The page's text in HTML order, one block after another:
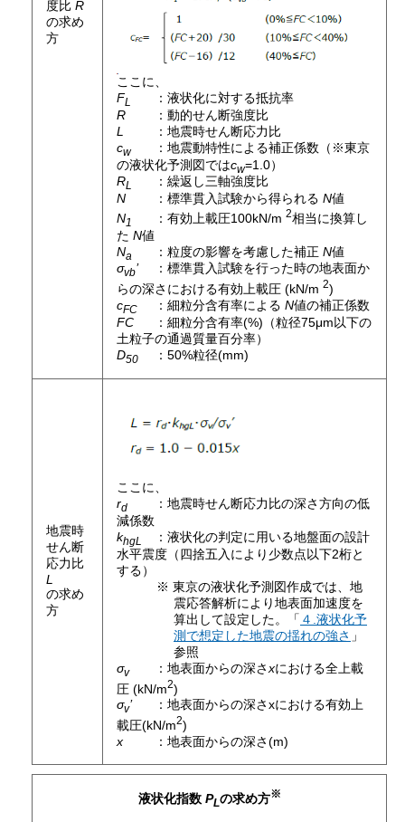
度比 R
の求め
方
ここに、
FL
：液状化に対する抵抗率
R
：動的せん断強度比
L
：地震時せん断応力比
cw
：地震動特性による補正係数（※東京
の液状化予測図ではcw=1.0）
RL
：繰返し三軸強度比
N
：標準貫入試験から得られる N値
N1 ：有効上載圧100kN/m 2相当に換算し
た N値
Na ：粒度の影響を考慮した補正 N値
σvb’
：標準貫入試験を行った時の地表面か
らの深さにおける有効上載圧 (kN/m 2)
cFC ：細粒分含有率による N値の補正係数
FC
：細粒分含有率(%)（粒径75μm以下の
土粒子の通過質量百分率）
D50 ：50%粒径(mm)
地震時
せん断
応力比
L
の求め
方
ここに、
rd
：地震時せん断応力比の深さ方向の低
減係数
khgL
：液状化の判定に用いる地盤面の設計
水平震度（四捨五入により少数点以下2桁と
する）
東京の液状化予測図作成では、地
震応答解析により地表面加速度を
算出して設定した。「 ４.液状化予
測で想定した地震の揺れの強さ 」
参照
σv ：地表面からの深さxにおける全上載
圧 (kN/m2)
σv’
：地表面からの深さxにおける有効上
載圧(kN/m2)
x
：地表面からの深さ(m)
液状化指数 PLの求め方※